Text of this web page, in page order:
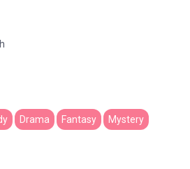
Drama Fantasy Mystery